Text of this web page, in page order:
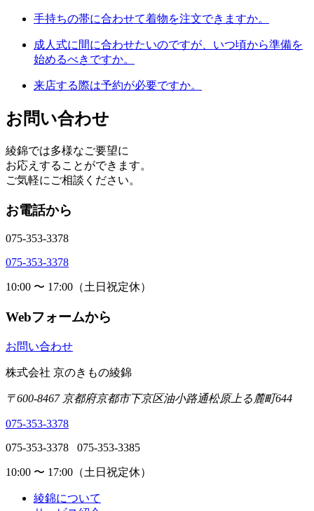
手持ちの帯に合わせて着物を注文できますか。
成人式に間に合わせたいのですが、いつ頃から準備を
始めるべきですか。
来店する際は予約が必要ですか。
お問い合わせ
綾錦では多様なご要望に
お応えすることができます。
ご気軽にご相談ください。
お電話から
075-353-3378
075-353-3378
10:00 〜 17:00（土日祝定休）
Webフォームから
お問い合わせ
株式会社 京のきもの綾錦
〒600-8467 京都府京都市下京区油小路通松原上る麓町644
075-353-3378
075-353-3378
075-353-3385
10:00 〜 17:00（土日祝定休）
綾錦について